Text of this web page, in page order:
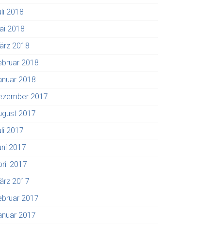
2018
2018
2018
2018
2018
2017
2017
2017
2017
2017
2017
2017
2017